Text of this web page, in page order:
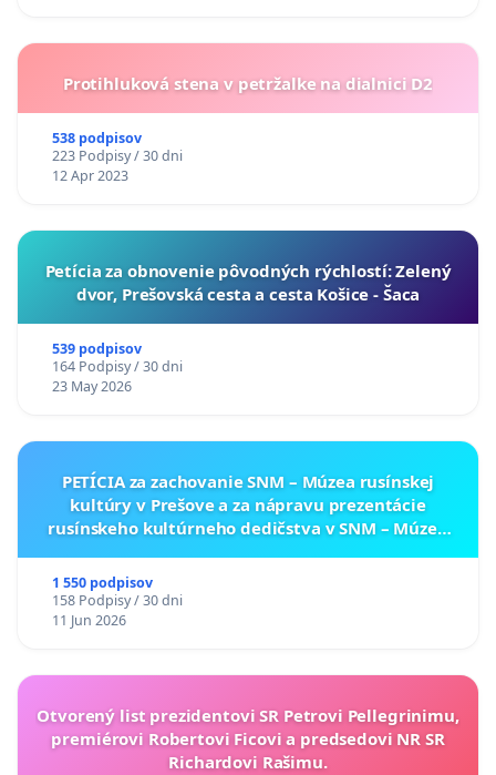
Protihluková stena v petržalke na dialnici D2
538 podpisov
223 Podpisy / 30 dni
12 Apr 2023
​Petícia za obnovenie pôvodných rýchlostí: Zelený
dvor, Prešovská cesta a cesta Košice - Šaca
539 podpisov
164 Podpisy / 30 dni
23 May 2026
PETÍCIA za zachovanie SNM – Múzea rusínskej
kultúry v Prešove a za nápravu prezentácie
rusínskeho kultúrneho dedičstva v SNM – Múzeu
1 550 podpisov
158 Podpisy / 30 dni
11 Jun 2026
Otvorený list prezidentovi SR Petrovi Pellegrinimu,
premiérovi Robertovi Ficovi a predsedovi NR SR
Richardovi Rašimu.